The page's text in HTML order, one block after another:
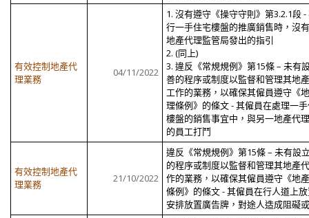
有效控制地產代
理業務
04/11/2022
1. 沒有遵守《操守守則》第3.2.1段 -
行一手住宅樓盤的推廣銷售時，沒
地產代理監管局發出的指引
2. (同上)
3. 違反《常規規例》第15條 – 未有
善的程序或制度以監督和管理其地
工作的業務，以確保其僱員遵守《
理條例》的條文 - 其僱員在處理一
樓盤的銷售事宜中，與另一地產代
的員工打鬥
有效控制地產代
理業務
21/10/2022
違反《常規規例》第15條 – 未有設
的程序或制度以監督和管理其地產
作的業務，以確保其僱員遵守《地
條例》的條文 - 其僱員在行人道上
安排放置廣告牌，對途人造成阻礙